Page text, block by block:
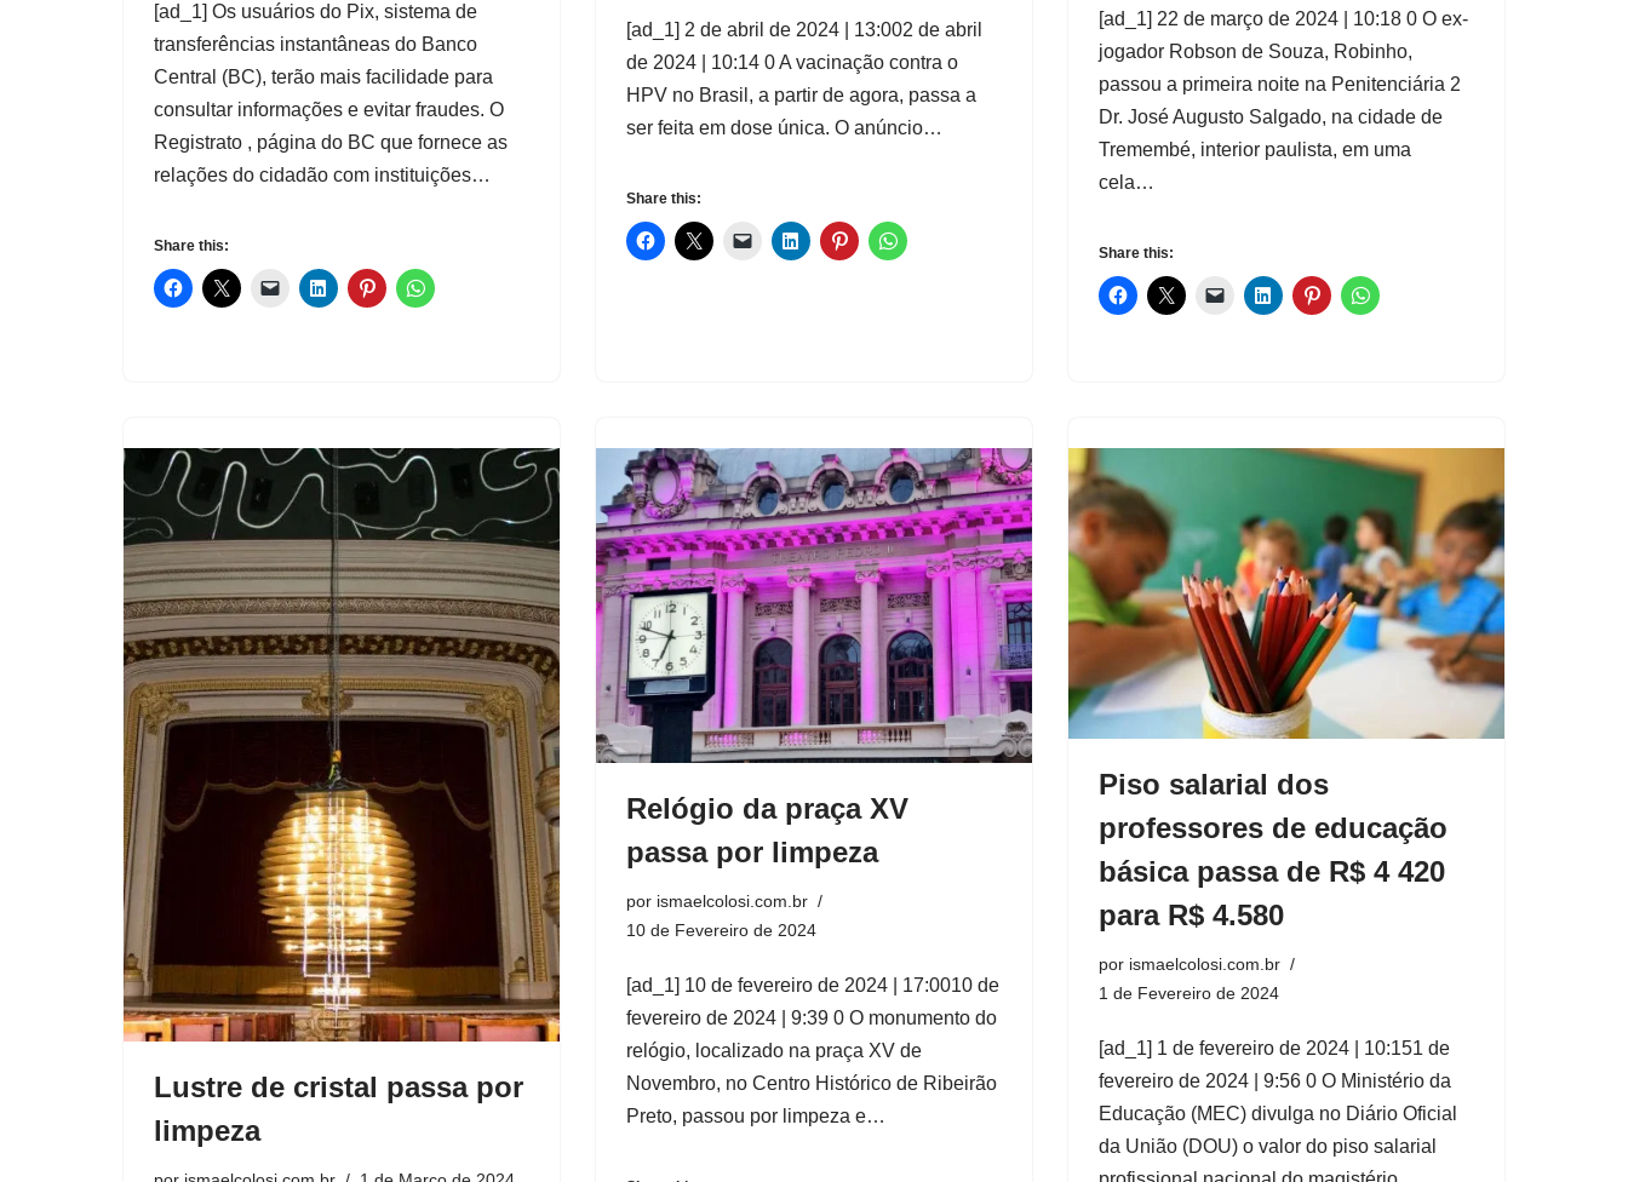
[ad_1] Os usuários do Pix, sistema de
transferências instantâneas do Banco
Central (BC), terão mais facilidade para
consultar informações e evitar fraudes. O
Registrato , página do BC que fornece as
relações do cidadão com instituições…
Share this:
[ad_1] 2 de abril de 2024 | 13:002 de abril
de 2024 | 10:14 0 A vacinação contra o
HPV no Brasil, a partir de agora, passa a
ser feita em dose única. O anúncio…
Share this:
[ad_1] 22 de março de 2024 | 10:18 0 O ex-
jogador Robson de Souza, Robinho,
passou a primeira noite na Penitenciária 2
Dr. José Augusto Salgado, na cidade de
Tremembé, interior paulista, em uma
cela…
Share this:
Lustre de cristal passa por
limpeza
Relógio da praça XV
passa por limpeza
por ismaelcolosi.com.br
10 de Fevereiro de 2024
[ad_1] 10 de fevereiro de 2024 | 17:0010 de
fevereiro de 2024 | 9:39 0 O monumento do
relógio, localizado na praça XV de
Novembro, no Centro Histórico de Ribeirão
Preto, passou por limpeza e…
Piso salarial dos
professores de educação
básica passa de R$ 4 420
para R$ 4.580
por ismaelcolosi.com.br
1 de Fevereiro de 2024
[ad_1] 1 de fevereiro de 2024 | 10:151 de
fevereiro de 2024 | 9:56 0 O Ministério da
Educação (MEC) divulga no Diário Oficial
da União (DOU) o valor do piso salarial